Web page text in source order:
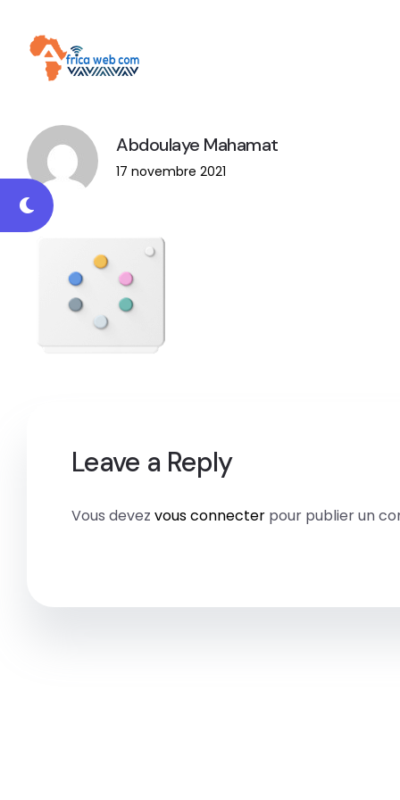
Abdoulaye Mahamat
17 novembre 2021
Leave a Reply
Vous devez vous connecter pour publier un